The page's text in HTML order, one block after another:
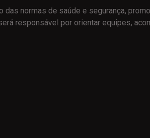
das normas de saúde e segurança,
responsável por orientar equipes,